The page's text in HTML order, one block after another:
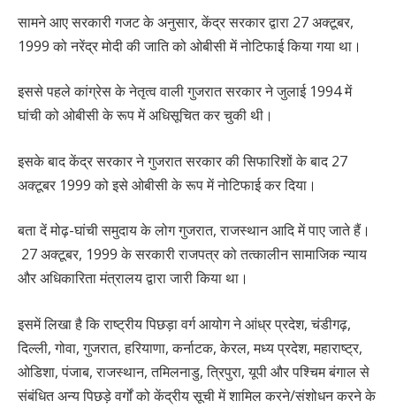
सामने आए सरकारी गजट के अनुसार, केंद्र सरकार द्वारा 27 अक्टूबर,
1999 को नरेंद्र मोदी की जाति को ओबीसी में नोटिफाई किया गया था।
इससे पहले कांग्रेस के नेतृत्व वाली गुजरात सरकार ने जुलाई 1994 में
घांची को ओबीसी के रूप में अधिसूचित कर चुकी थी।
इसके बाद केंद्र सरकार ने गुजरात सरकार की सिफारिशों के बाद 27
अक्टूबर 1999 को इसे ओबीसी के रूप में नोटिफाई कर दिया।
बता दें मोढ़-घांची समुदाय के लोग गुजरात, राजस्थान आदि में पाए जाते हैं।
27 अक्टूबर, 1999 के सरकारी राजपत्र को तत्कालीन सामाजिक न्याय
और अधिकारिता मंत्रालय द्वारा जारी किया था।
इसमें लिखा है कि राष्ट्रीय पिछड़ा वर्ग आयोग ने आंध्र प्रदेश, चंडीगढ़,
दिल्ली, गोवा, गुजरात, हरियाणा, कर्नाटक, केरल, मध्य प्रदेश, महाराष्ट्र,
ओडिशा, पंजाब, राजस्थान, तमिलनाडु, त्रिपुरा, यूपी और पश्चिम बंगाल से
संबंधित अन्य पिछड़े वर्गों को केंद्रीय सूची में शामिल करने/संशोधन करने के